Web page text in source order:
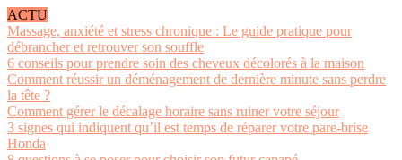
ACTU
Massage, anxiété et stress chronique : Le guide pratique pour
débrancher et retrouver son souffle
6 conseils pour prendre soin des cheveux décolorés à la maison
Comment réussir un déménagement de dernière minute sans perdre
la tête ?
Comment gérer le décalage horaire sans ruiner votre séjour
3 signes qui indiquent qu’il est temps de réparer votre pare-brise
Honda